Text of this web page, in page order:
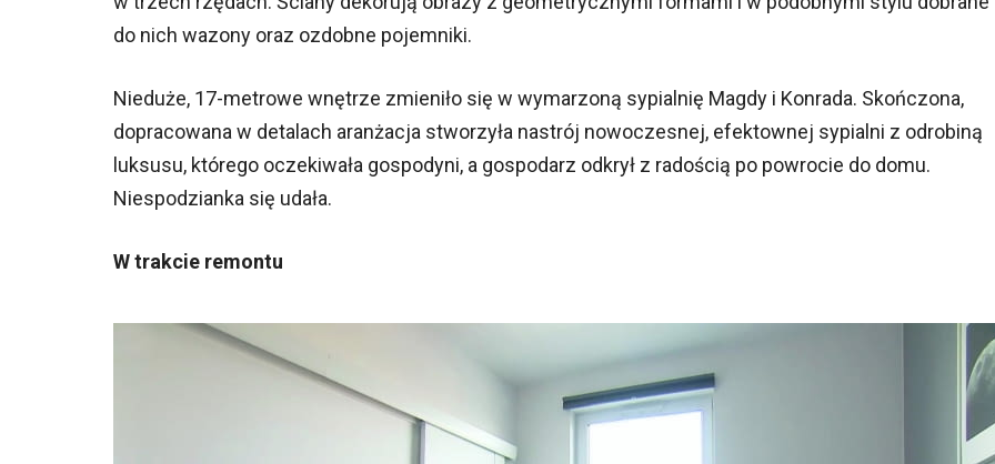
do nich wazony oraz ozdobne pojemniki.
Nieduże, 17-metrowe wnętrze zmieniło się w wymarzoną sypialnię Magdy i Konrada. Skończona,
dopracowana w detalach aranżacja stworzyła nastrój nowoczesnej, efektownej sypialni z odrobiną
luksusu, którego oczekiwała gospodyni, a gospodarz odkrył z radością po powrocie do domu.
Niespodzianka się udała.
W trakcie remontu